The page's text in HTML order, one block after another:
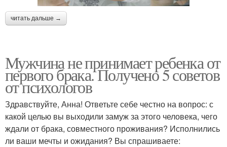
читать дальше →
Мужчина не принимает ребенка от
первого брака. Получено 5 советов
от психологов
Здравствуйте, Анна! Ответьте себе честно на вопрос: с
какой целью вы выходили замуж за этого человека, чего
ждали от брака, совместного проживания? Исполнились
ли ваши мечты и ожидания? Вы спрашиваете: